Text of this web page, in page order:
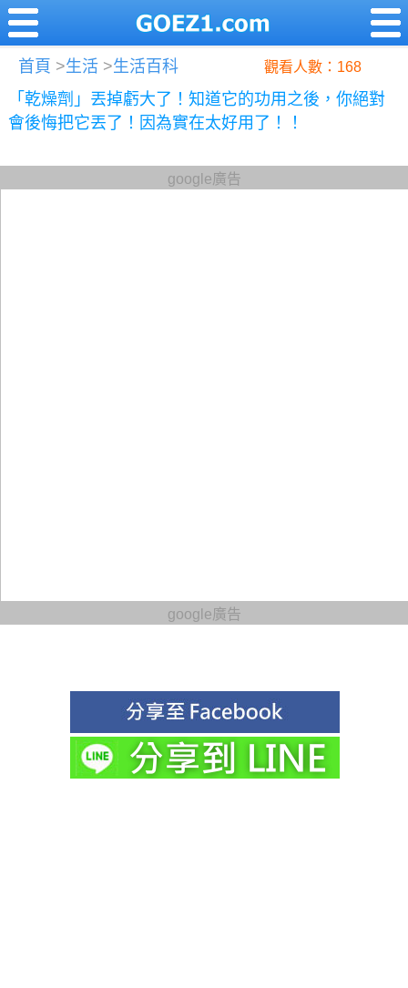
首頁 >生活 >生活百科 觀看人數：168
「乾燥劑」丟掉虧大了！知道它的功用之後，你絕對
會後悔把它丟了！因為實在太好用了！！
google廣告
google廣告